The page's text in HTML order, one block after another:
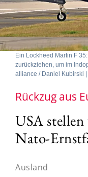
Ein Lockheed Martin F
zurückziehen, um im
alliance / Daniel Kubirski
Rückzug aus
USA
Nato-
Ausland